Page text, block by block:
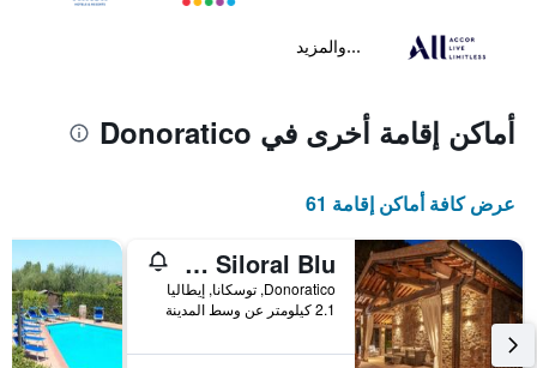
...والمزيد
أماكن إقامة أخرى في Donoratico
عرض كافة أماكن إقامة 61
Villa Siloral Blu
Donoratico, توسكانا, إيطاليا
2.1 كيلومتر عن وسط المدينة